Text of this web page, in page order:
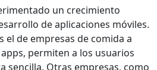
un crecimiento
de aplicaciones móviles.
el de empresas de comida a
permiten a los usuarios
sencilla. Otras empresas, como